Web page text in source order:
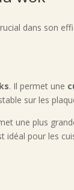
dans son
. Il permet une
sur les
une plus
idéal pour les